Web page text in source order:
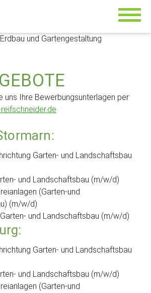
uns Ihre Bewerbungsunterlagen per
Garten- und Landschaftsbau
und Landschaftsbau (m/w/d)
(Garten-und
(m/w/d)
und Landschaftsbau (m/w/d)
Garten- und Landschaftsbau
und Landschaftsbau (m/w/d)
(Garten-und